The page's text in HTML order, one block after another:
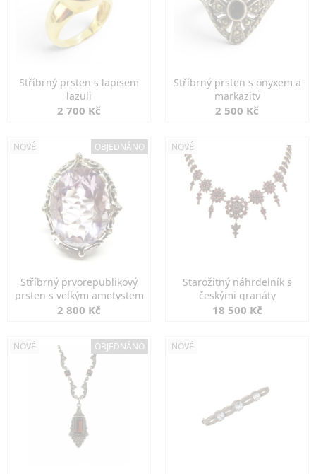
Stříbrný prsten s lapisem
lazuli
2 700 Kč
Stříbrný prsten s onyxem a
markazity
2 500 Kč
NOVÉ OBJEDNÁNO
Stříbrný prvorepublikový
prsten s velkým ametystem
2 800 Kč
NOVÉ
Starožitný náhrdelník s
českými granáty
18 500 Kč
NOVÉ OBJEDNÁNO NOVÉ